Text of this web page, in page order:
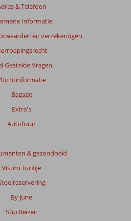
& Telefoon
Informatie
en verzekeringen
Gestelde Vragen
Bagage
Extra's
Autohuur
& gezondheid
Visum Turkije
By June
Stip Reizen